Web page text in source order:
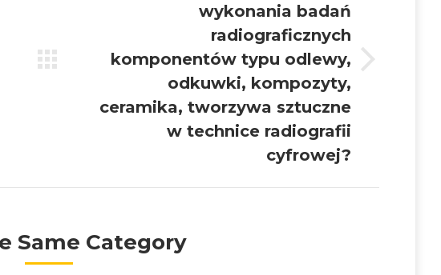
wykonania badań
radiograficznych
komponentów typu odlewy,
odkuwki, kompozyty,
ceramika, tworzywa sztuczne
w technice radiografii
cyfrowej?
Same Category